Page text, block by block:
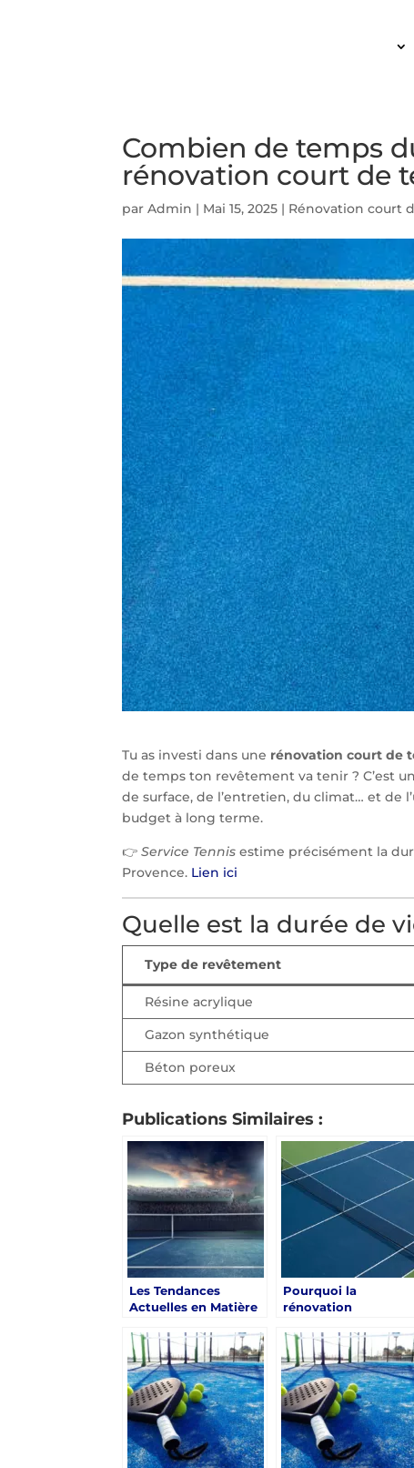
Combien de temps
rénovation court de
parAdmin | Mai 15, 2025 | Rénovation court
Tu as investi dans une rénovation court de
de temps ton revêtement va tenir ? C’est
de surface, de l’entretien, du climat… et de
budget à long terme.
👉Service Tennis estime précisément la
Provence. Lien ici
Quelle est la durée de
Type de revêtement
Résine acrylique
Gazon synthétique
Béton poreux
Publications Similaires :
Les Tendances
Actuelles en Matière
Court de Tennis à
Aix-en-Provence
Pourquoi la
rénovation
elle en popularité à
Aix-en-Provence ?